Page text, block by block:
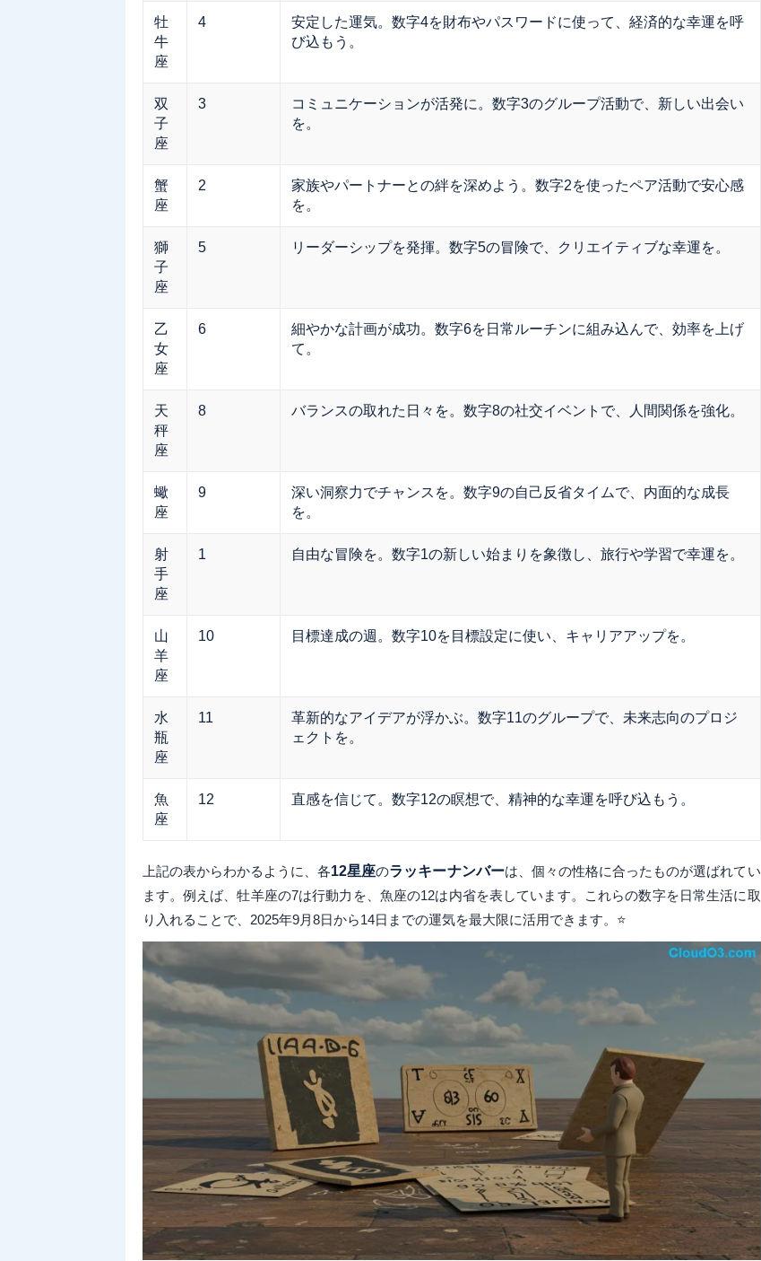
牡
牛
座
4
安定した運気。数字4を財布やパスワードに使って、経済的な幸運を呼
び込もう。
双
子
座
3
コミュニケーションが活発に。数字3のグループ活動で、新しい出会い
を。
蟹
座
2
家族やパートナーとの絆を深めよう。数字2を使ったペア活動で安心感
を。
獅
子
座
5 リーダーシップを発揮。数字5の冒険で、クリエイティブな幸運を。
乙
女
座
6
細やかな計画が成功。数字6を日常ルーチンに組み込んで、効率を上げ
て。
天
秤
座
8 バランスの取れた日々を。数字8の社交イベントで、人間関係を強化。
蠍
座
9
深い洞察力でチャンスを。数字9の自己反省タイムで、内面的な成長
を。
射
手
座
1 自由な冒険を。数字1の新しい始まりを象徴し、旅行や学習で幸運を。
山
羊
座
10 目標達成の週。数字10を目標設定に使い、キャリアアップを。
水
瓶
座
11
革新的なアイデアが浮かぶ。数字11のグループで、未来志向のプロジ
ェクトを。
魚
座
12 直感を信じて。数字12の瞑想で、精神的な幸運を呼び込もう。
上記の表からわかるように、各12星座のラッキーナンバーは、個々の性格に合ったものが選ばれてい
ます。例えば、牡羊座の7は行動力を、魚座の12は内省を表しています。これらの数字を日常生活に取
り入れることで、2025年9月8日から14日までの運気を最大限に活用できます。⭐